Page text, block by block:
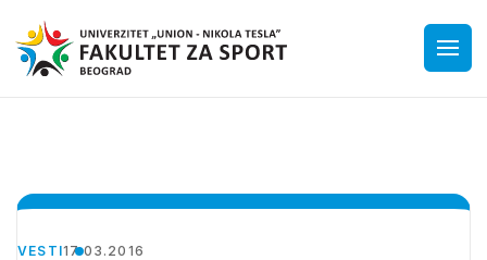
VESTI17.03.2016